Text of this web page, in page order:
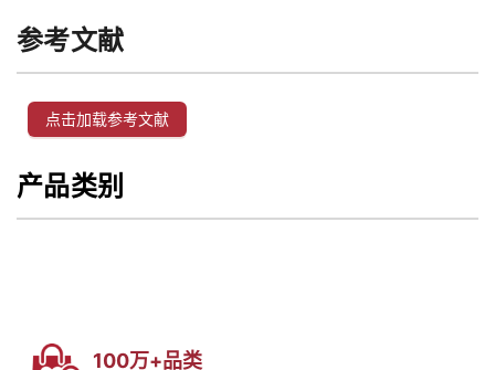
参考文献
点击加载参考文献
产品类别
100万+品类